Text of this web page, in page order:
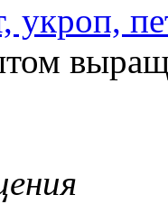
укроп,